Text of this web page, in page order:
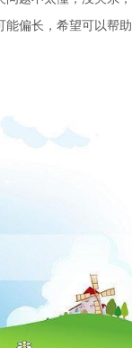
能偏长，希望可以帮助